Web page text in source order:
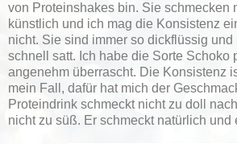
von Proteinshakes bin. Sie schmecken
künstlich und ich mag die Konsistenz
nicht. Sie sind immer so dickflüssig und
schnell satt. Ich habe die Sorte Schoko
angenehm überrascht. Die Konsistenz
mein Fall, dafür hat mich der
Proteindrink schmeckt nicht zu doll
nicht zu süß. Er schmeckt natürlich und